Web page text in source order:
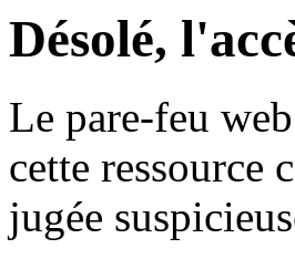
Désolé,
Le pare-feu
cette ressource
jugée